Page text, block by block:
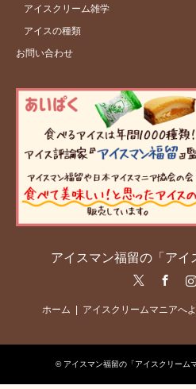
アイスクリーム雑学
アイスの種類
お問い合わせ
アイスマン福留の「アイ
RSS
ホーム アイスクリームマニアへ
© アイスマン福留の「アイスクリームマ